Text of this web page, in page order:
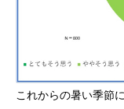
これからの暑い季節